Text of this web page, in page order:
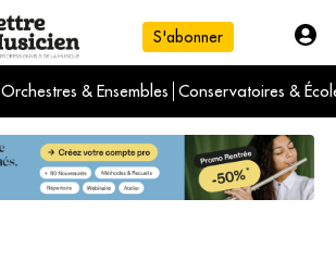
S'abonner
Orchestres & Ensembles Conservatoires &
L'info du jour
Le numéro du mois
International